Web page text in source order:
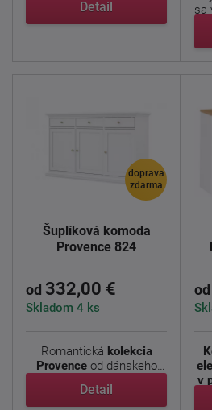
Detail
sa
doprava
zdarma
Šuplíková komoda
Provence 824
od 332,00 €
Skladom 4 ks
Romantická kolekcia
Provenceod dánskeho
Detail
od
v